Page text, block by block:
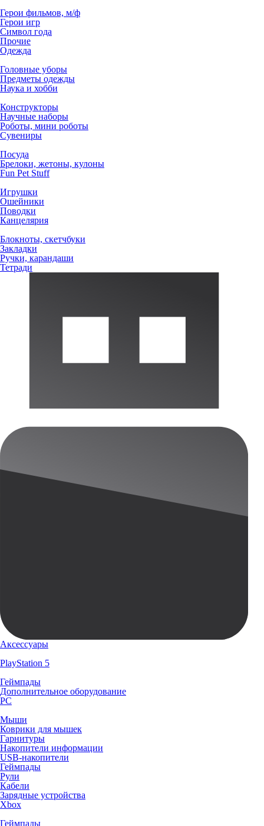
Герои фильмов, м/ф
Герои игр
Символ года
Прочие
Одежда
Головные уборы
Предметы одежды
Наука и хобби
Конструкторы
Научные наборы
Роботы, мини роботы
Сувениры
Посуда
Брелоки, жетоны, кулоны
Fun Pet Stuff
Игрушки
Ошейники
Поводки
Канцелярия
Блокноты, скетчбуки
Закладки
Ручки, карандаши
Тетради
Аксессуары
PlayStation 5
Геймпады
Дополнительное оборудование
PC
Мыши
Коврики для мышек
Гарнитуры
Накопители информации
USB-накопители
Геймпады
Рули
Кабели
Зарядные устройства
Xbox
Геймпады